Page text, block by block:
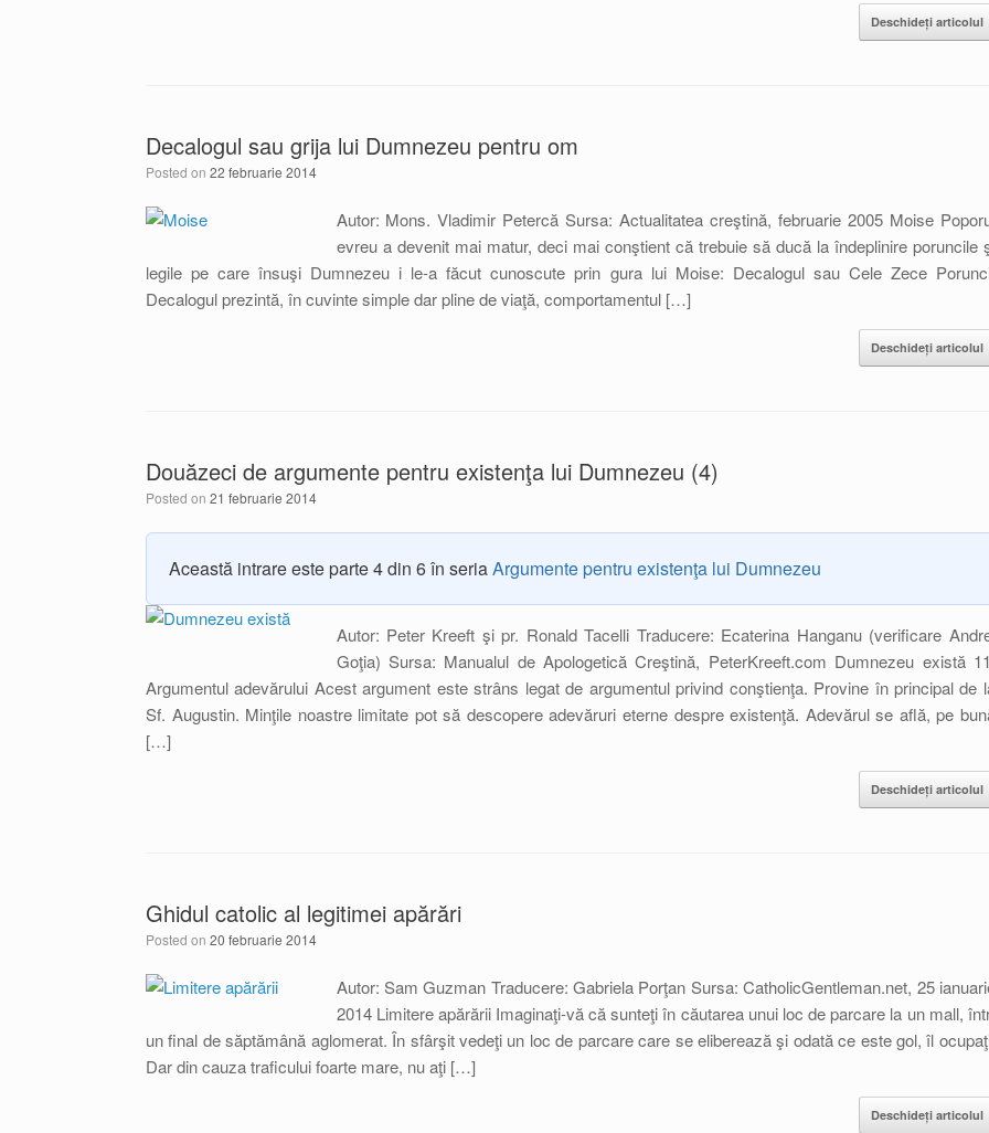
Deschideți articolul
Decalogul sau grija lui Dumnezeu pentru om
Posted on 22 februarie 2014
Autor: Mons. Vladimir Petercă Sursa: Actualitatea creştină, februarie 2005 Moise
evreu a devenit mai matur, deci mai conştient că trebuie să ducă la îndeplinire poruncile
legile pe care însuşi Dumnezeu i le-a făcut cunoscute prin gura lui Moise: Decalogul sau Cele Zece
Decalogul prezintă, în cuvinte simple dar pline de viaţă, comportamentul […]
Deschideți articolul
Douăzeci de argumente pentru existenţa lui Dumnezeu (4)
Posted on 21 februarie 2014
Această intrare este parte 4 din 6 în seriaArgumente pentru existenţa lui Dumnezeu
Autor: Peter Kreeft şi pr. Ronald Tacelli Traducere: Ecaterina Hanganu (verificare
Goţia) Sursa: Manualul de Apologetică Creştină, PeterKreeft.com Dumnezeu există
Argumentul adevărului Acest argument este strâns legat de argumentul privind conştienţa. Provine în principal de
Sf. Augustin. Minţile noastre limitate pot să descopere adevăruri eterne despre existenţă. Adevărul se află, pe
[…]
Deschideți articolul
Ghidul catolic al legitimei apărări
Posted on 20 februarie 2014
Autor: Sam Guzman Traducere: Gabriela Porţan Sursa: CatholicGentleman.net, 25
2014 Limitere apărării Imaginaţi-vă că sunteţi în căutarea unui loc de parcare la un mall,
un final de săptămână aglomerat. În sfârşit vedeţi un loc de parcare care se eliberează şi odată ce este gol, îl
Dar din cauza traficului foarte mare, nu aţi […]
Deschideți articolul